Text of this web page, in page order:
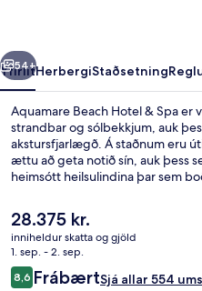
Næsta
54+
YfirlitHerbergiStaðsetning
Aquamare Beach Hotel & Spa er
strandbar og sólbekkjum, auk
akstursfjarlægð. Á staðnum eru
ættu að geta notið sín, auk þess
heimsótt heilsulindina þar sem
veitingastöðum sem hægt er að
matargerðarlist í hávegum höfð
hádegisverð og kvöldverð. Á
bar við sundlaugarbakkann og
Núverandi
verð
er
28.375 kr.
28.375 kr.
inniheldur skatta og gjöld
1. sep. - 2. sep.
Umsagnir
8,68,6 af 10
FrábærtSjá allar 554